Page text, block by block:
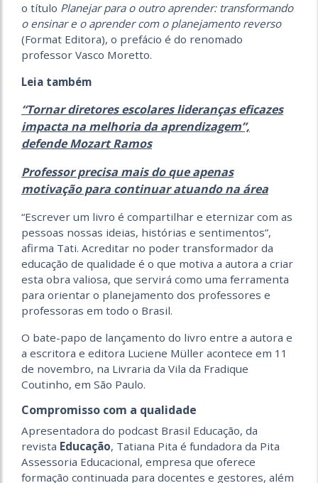
o título Planejar para o outro aprender: transformando
o ensinar e o aprender com o planejamento reverso
(Format Editora), o prefácio é do renomado
professor Vasco Moretto.
Leia também
“Tornar diretores escolares lideranças eficazes
impacta na melhoria da aprendizagem”,
defende Mozart Ramos
Professor precisa mais do que apenas
motivação para continuar atuando na área
“Escrever um livro é compartilhar e eternizar com as
pessoas nossas ideias, histórias e sentimentos”,
afirma Tati. Acreditar no poder transformador da
educação de qualidade é o que motiva a autora a criar
esta obra valiosa, que servirá como uma ferramenta
para orientar o planejamento dos professores e
professoras em todo o Brasil.
O bate-papo de lançamento do livro entre a autora e
a escritora e editora Luciene Müller acontece em 11
de novembro, na Livraria da Vila da Fradique
Coutinho, em São Paulo.
Compromisso com a qualidade
Apresentadora do podcast Brasil Educação, da
revista Educação, Tatiana Pita é fundadora da Pita
Assessoria Educacional, empresa que oferece
formação continuada para docentes e gestores, além